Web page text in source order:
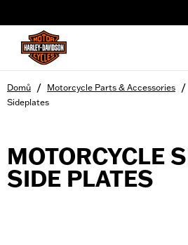
Domů / Motorcycle Parts & Accessories /
Sideplates
MOTORCYCLE
SIDE PLATES